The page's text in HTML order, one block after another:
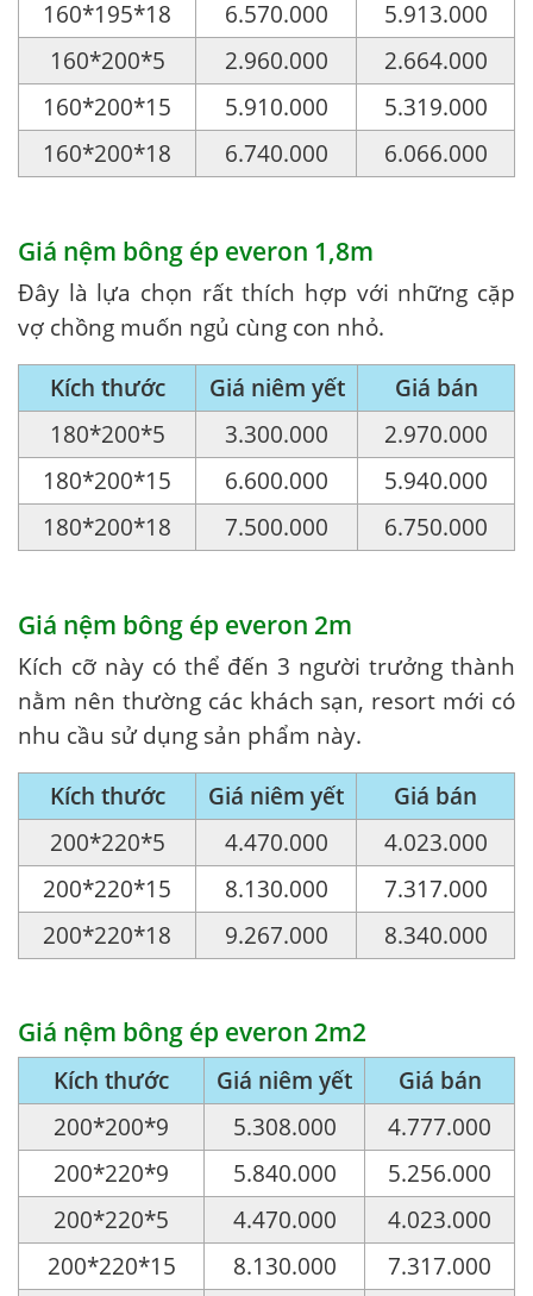
160*195*18 6.570.000
5.913.000
160*200*5
2.960.000
2.664.000
160*200*15
5.910.000
5.319.000
160*200*18
6.740.000 6.066.000
Giá nệm bông ép everon 1,8m
Đây là lựa chọn rất thích hợp với những cặp
vợ chồng muốn ngủ cùng con nhỏ.
Kích thước Giá niêm yết
Giá bán
180*200*5
3.300.000
2.970.000
180*200*15
6.600.000
5.940.000
180*200*18
7.500.000 6.750.000
Giá nệm bông ép everon 2m
Kích cỡ này có thể đến 3 người trưởng thành
nằm nên thường các khách sạn, resort mới có
nhu cầu sử dụng sản phẩm này.
Kích thước Giá niêm yết
Giá bán
200*220*5
4.470.000
4.023.000
200*220*15
8.130.000
7.317.000
200*220*18
9.267.000 8.340.000
Giá nệm bông ép everon 2m2
Kích thước Giá niêm yết
Giá bán
200*200*9
5.308.000
4.777.000
200*220*9
5.840.000
5.256.000
200*220*5
4.470.000
4.023.000
200*220*15
8.130.000
7.317.000